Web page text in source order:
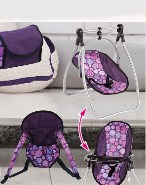
Zubehör-Set Vario in lila